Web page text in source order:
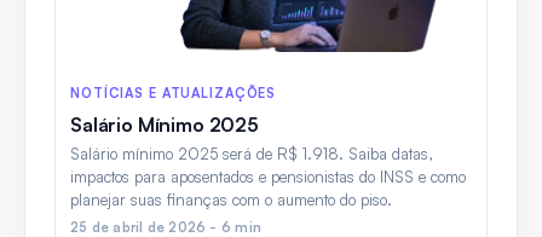
NOTÍCIAS E ATUALIZAÇÕES
Salário Mínimo 2025
Salário mínimo 2025 será de R$ 1.918. Saiba datas,
impactos para aposentados e pensionistas do INSS e como
planejar suas finanças com o aumento do piso.
25 de abril de 2026 - 6 min